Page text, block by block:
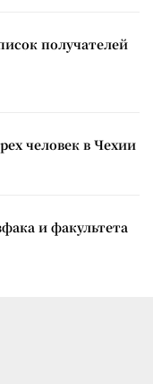
получателей
человек в Чехии
и факультета